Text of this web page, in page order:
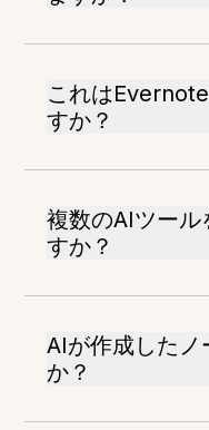
これは
すか？
複数のAIツール
すか？
AIが作成したノ
か？